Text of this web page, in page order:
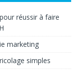
réussir à faire
marketing
simples